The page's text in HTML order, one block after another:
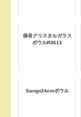
保谷クリスタルガラス
ボウルR3613
Sango24cmボウル